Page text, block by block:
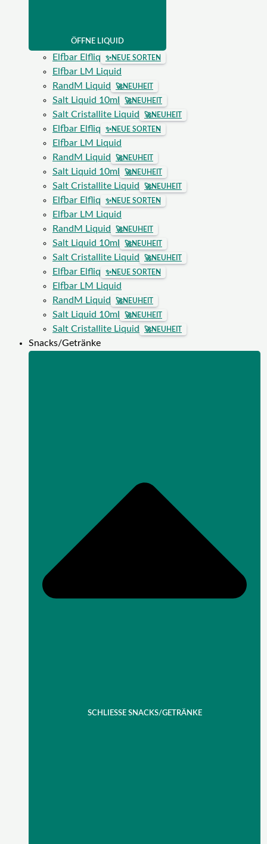
ÖFFNE LIQUID
Elfbar Elfliq ✨NEUE SORTEN
Elfbar LM Liquid
RandM Liquid
🚀NEUHEIT
Salt Liquid 10ml 🚀NEUHEIT
Salt Cristallite Liquid 🚀NEUHEIT
Elfbar Elfliq ✨NEUE SORTEN
Elfbar LM Liquid
RandM Liquid
🚀NEUHEIT
Salt Liquid 10ml 🚀NEUHEIT
Salt Cristallite Liquid 🚀NEUHEIT
Elfbar Elfliq ✨NEUE SORTEN
Elfbar LM Liquid
RandM Liquid
🚀NEUHEIT
Salt Liquid 10ml 🚀NEUHEIT
Salt Cristallite Liquid 🚀NEUHEIT
Elfbar Elfliq ✨NEUE SORTEN
Elfbar LM Liquid
RandM Liquid
🚀NEUHEIT
Salt Liquid 10ml 🚀NEUHEIT
Salt Cristallite Liquid 🚀NEUHEIT
Snacks/Getränke
SCHLIESSE SNACKS/GETRÄNKE